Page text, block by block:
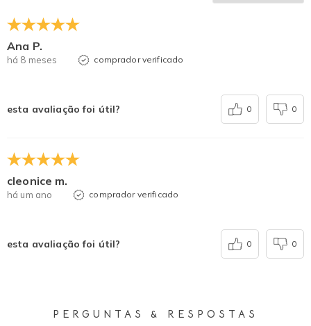
Ana P.
há 8 meses comprador verificado
esta avaliação foi útil? 0 0
cleonice m.
há um ano comprador verificado
esta avaliação foi útil? 0 0
PERGUNTAS & RESPOSTAS